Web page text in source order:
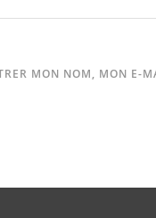
MON NOM, MON E-